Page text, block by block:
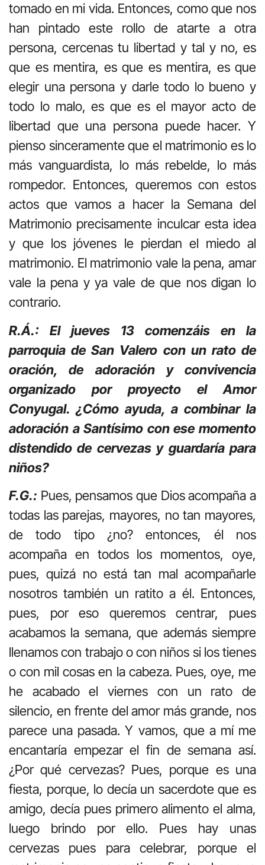
tomado en mi vida. Entonces, como que nos
han pintado este rollo de atarte a otra
persona, cercenas tu libertad y tal y no, es
que es mentira, es que es mentira, es que
elegir una persona y darle todo lo bueno y
todo lo malo, es que es el mayor acto de
libertad que una persona puede hacer. Y
pienso sinceramente que el matrimonio es lo
más vanguardista, lo más rebelde, lo más
rompedor. Entonces, queremos con estos
actos que vamos a hacer la Semana del
Matrimonio precisamente inculcar esta idea
y que los jóvenes le pierdan el miedo al
matrimonio. El matrimonio vale la pena, amar
vale la pena y ya vale de que nos digan lo
contrario.
R.Á.: El jueves 13 comenzáis en la
parroquia de San Valero con un rato de
oración, de adoración y convivencia
organizado por proyecto el Amor
Conyugal. ¿Cómo ayuda, a combinar la
adoración a Santísimo con ese momento
distendido de cervezas y guardaría para
niños?
F.G.: Pues, pensamos que Dios acompaña a
todas las parejas, mayores, no tan mayores,
de todo tipo ¿no? entonces, él nos
acompaña en todos los momentos, oye,
pues, quizá no está tan mal acompañarle
nosotros también un ratito a él. Entonces,
pues, por eso queremos centrar, pues
acabamos la semana, que además siempre
llenamos con trabajo o con niños si los tienes
o con mil cosas en la cabeza. Pues, oye, me
he acabado el viernes con un rato de
silencio, en frente del amor más grande, nos
parece una pasada. Y vamos, que a mí me
encantaría empezar el fin de semana así.
¿Por qué cervezas? Pues, porque es una
fiesta, porque, lo decía un sacerdote que es
amigo, decía pues primero alimento el alma,
luego brindo por ello. Pues hay unas
cervezas pues para celebrar, porque el